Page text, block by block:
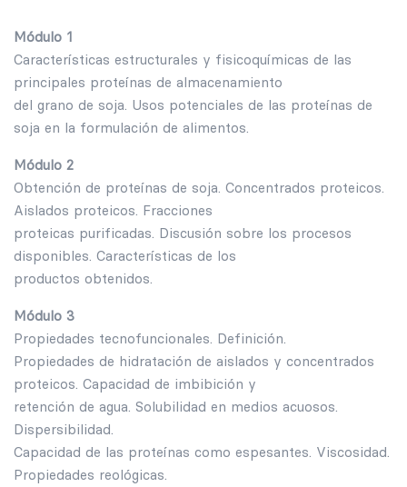
Módulo 1
Características estructurales y fisicoquímicas de las
principales proteínas de almacenamiento
del grano de soja. Usos potenciales de las proteínas de
soja en la formulación de alimentos.
Módulo 2
Obtención de proteínas de soja. Concentrados proteicos.
Aislados proteicos. Fracciones
proteicas purificadas. Discusión sobre los procesos
disponibles. Características de los
productos obtenidos.
Módulo 3
Propiedades tecnofuncionales. Definición.
Propiedades de hidratación de aislados y concentrados
proteicos. Capacidad de imbibición y
retención de agua. Solubilidad en medios acuosos.
Dispersibilidad.
Capacidad de las proteínas como espesantes. Viscosidad.
Propiedades reológicas.